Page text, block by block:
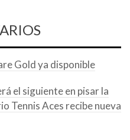
Gold ya disponible
el siguiente en pisar la
Tennis Aces recibe nueva